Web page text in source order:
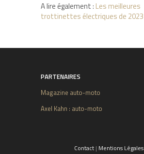
A lire également : Les meilleures
trottinettes électriques de 2023
PARTENAIRES
Magazine auto-moto
Axel Kahn : auto-moto
Contact| Mentions Légales